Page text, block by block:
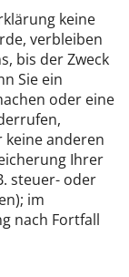
keine
verbleiben
bis der Zweck
Sie ein
oder eine
keine anderen
Ihrer
steuer- oder
im
nach Fortfall